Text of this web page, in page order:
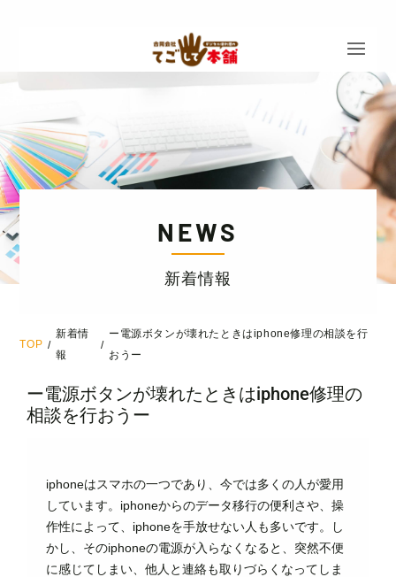
NEWS
新着情報
TOP /
新着情
報
/
ー電源ボタンが壊れたときはiphone修理の相談を行
おうー
ー電源ボタンが壊れたときはiphone修理の
相談を行おうー
iphoneはスマホの一つであり、今では多くの人が愛用
しています。iphoneからのデータ移行の便利さや、操
作性によって、iphoneを手放せない人も多いです。し
かし、そのiphoneの電源が入らなくなると、突然不便
に感じてしまい、他人と連絡も取りづらくなってしま